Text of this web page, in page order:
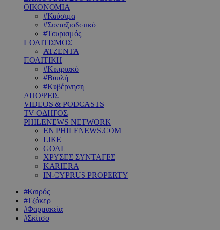
ΟΙΚΟΝΟΜΙΑ
#Καύσιμα
#Συνταξιοδοτικό
#Τουρισμός
ΠΟΛΙΤΙΣΜΟΣ
ΑΤΖΕΝΤΑ
ΠΟΛΙΤΙΚΗ
#Κυπριακό
#Βουλή
#Κυβέρνηση
ΑΠΟΨΕΙΣ
VIDEOS & PODCASTS
TV ΟΔΗΓΟΣ
PHILENEWS NETWORK
EN.PHILENEWS.COM
LIKE
GOAL
ΧΡΥΣΕΣ ΣΥΝΤΑΓΕΣ
KARIERA
IN-CYPRUS PROPERTY
#Καιρός
#Τζόκερ
#Φαρμακεία
#Σκίτσο